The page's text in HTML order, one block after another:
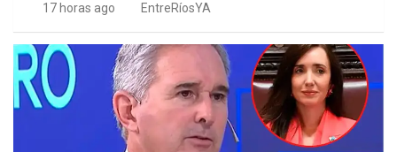
17 horas ago EntreRíosYA